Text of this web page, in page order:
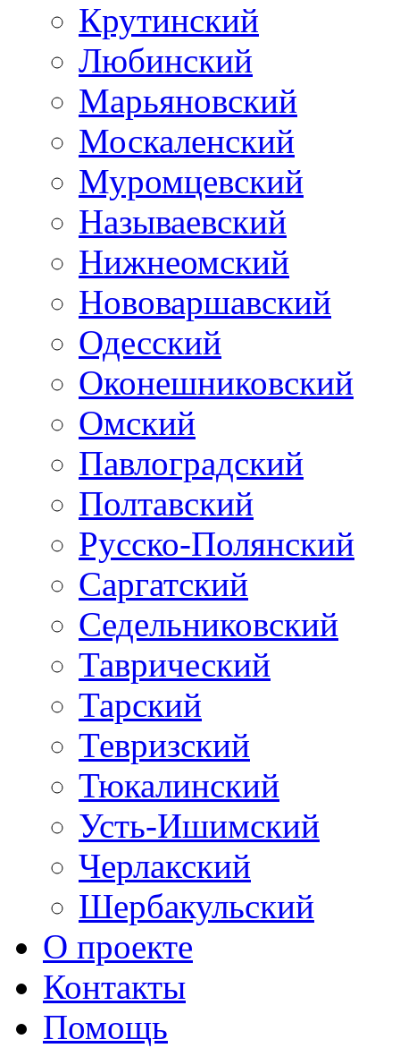
Крутинский
Любинский
Марьяновский
Москаленский
Муромцевский
Называевский
Нижнеомский
Нововаршавский
Одесский
Оконешниковский
Омский
Павлоградский
Полтавский
Русско-Полянский
Саргатский
Седельниковский
Таврический
Тарский
Тевризский
Тюкалинский
Усть-Ишимский
Черлакский
Шербакульский
О проекте
Контакты
Помощь